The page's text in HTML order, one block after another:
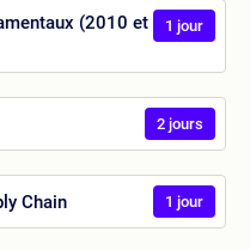
(2010 et
1 jour
2 jours
Chain 1 jour